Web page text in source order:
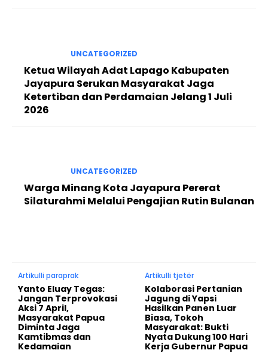
UNCATEGORIZED
Ketua Wilayah Adat Lapago Kabupaten
Jayapura Serukan Masyarakat Jaga
Ketertiban dan Perdamaian Jelang 1 Juli
2026
UNCATEGORIZED
Warga Minang Kota Jayapura Pererat
Silaturahmi Melalui Pengajian Rutin Bulanan
Artikulli paraprak
Yanto Eluay Tegas:
Jangan Terprovokasi
Aksi 7 April,
Masyarakat Papua
Diminta Jaga
Kamtibmas dan
Kedamaian
Artikulli tjetër
Kolaborasi Pertanian
Jagung di Yapsi
Hasilkan Panen Luar
Biasa, Tokoh
Masyarakat: Bukti
Nyata Dukung 100 Hari
Kerja Gubernur Papua